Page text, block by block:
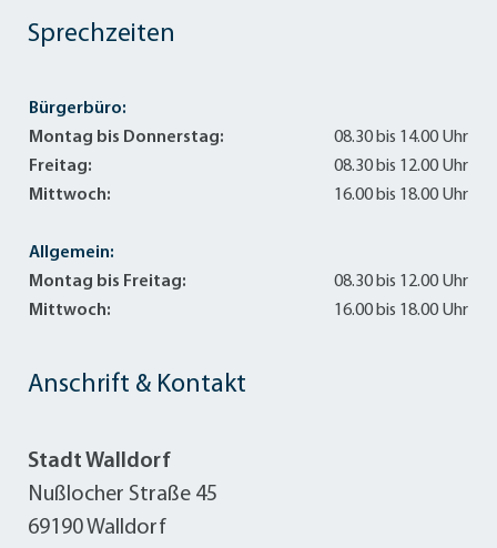
Anschrift & Kontakt
Stadt Walldorf
Nußlocher Straße 45
69190 Walldorf
Sprechzeiten
Bürgerbüro:
Montag bis Donnerstag:
08.30 bis 14.00 Uhr
Freitag:
08.30 bis 12.00 Uhr
Mittwoch:
16.00 bis 18.00 Uhr
Allgemein:
Montag bis Freitag:
08.30 bis 12.00 Uhr
Mittwoch:
16.00 bis 18.00 Uhr